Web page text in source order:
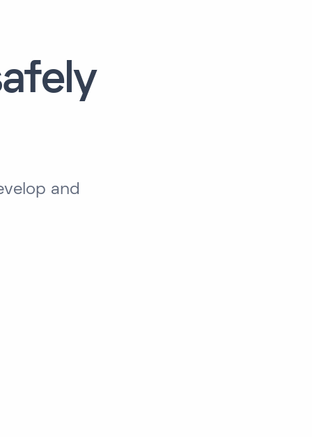
and